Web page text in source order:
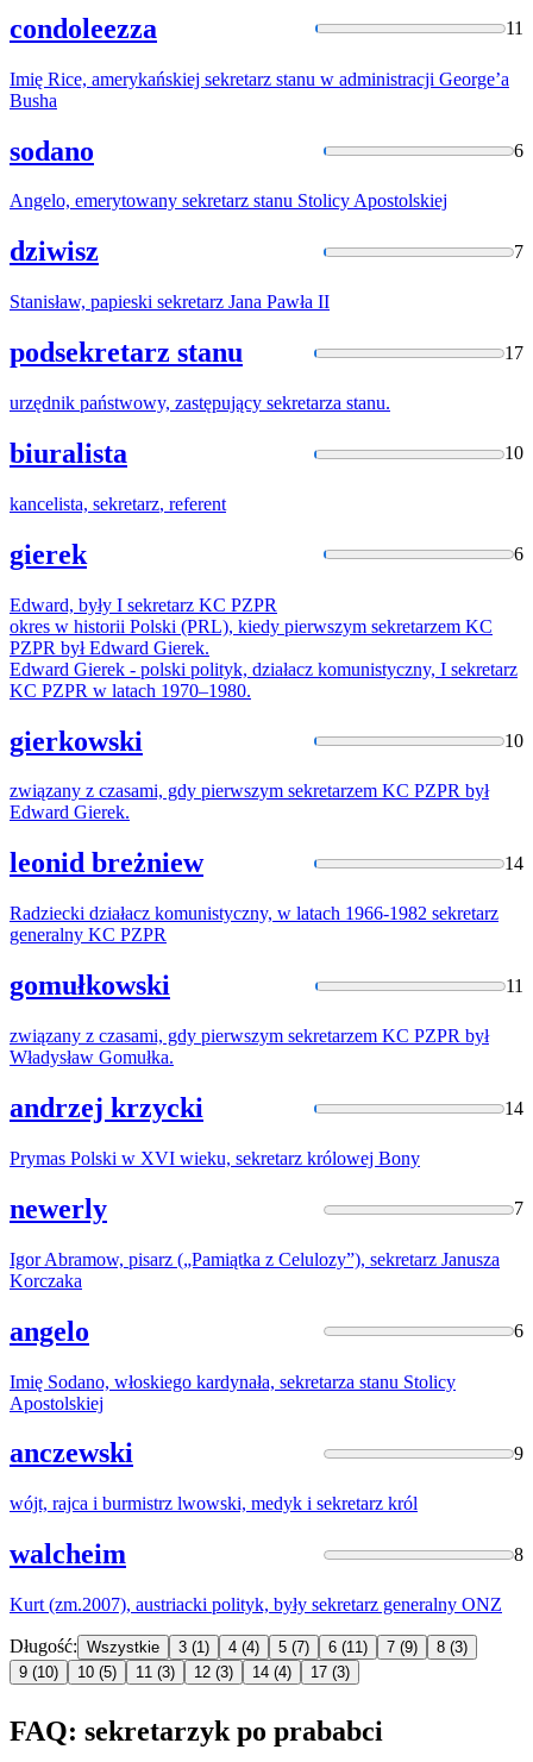
condoleezza 11
Imię Rice, amerykańskiej sekretarz stanu w administracji George’a
Busha
sodano 6
Angelo, emerytowany sekretarz stanu Stolicy Apostolskiej
dziwisz 7
Stanisław, papieski sekretarz Jana Pawła II
podsekretarz stanu 17
urzędnik państwowy, zastępujący sekretarza stanu.
biuralista 10
kancelista, sekretarz, referent
gierek 6
Edward, były I sekretarz KC PZPR
okres w historii Polski (PRL), kiedy pierwszym sekretarzem KC
PZPR był Edward Gierek.
Edward Gierek - polski polityk, działacz komunistyczny, I sekretarz
KC PZPR w latach 1970–1980.
gierkowski 10
związany z czasami, gdy pierwszym sekretarzem KC PZPR był
Edward Gierek.
leonid breżniew 14
Radziecki działacz komunistyczny, w latach 1966-1982 sekretarz
generalny KC PZPR
gomułkowski 11
związany z czasami, gdy pierwszym sekretarzem KC PZPR był
Władysław Gomułka.
andrzej krzycki 14
Prymas Polski w XVI wieku, sekretarz królowej Bony
newerly 7
Igor Abramow, pisarz („Pamiątka z Celulozy”), sekretarz Janusza
Korczaka
angelo 6
Imię Sodano, włoskiego kardynała, sekretarza stanu Stolicy
Apostolskiej
anczewski 9
wójt, rajca i burmistrz lwowski, medyk i sekretarz król
walcheim 8
Kurt (zm.2007), austriacki polityk, były sekretarz generalny ONZ
Długość: Wszystkie 3 (1) 4 (4) 5 (7) 6 (11) 7 (9) 8 (3)
9 (10) 10 (5) 11 (3) 12 (3) 14 (4) 17 (3)
FAQ: sekretarzyk po prababci